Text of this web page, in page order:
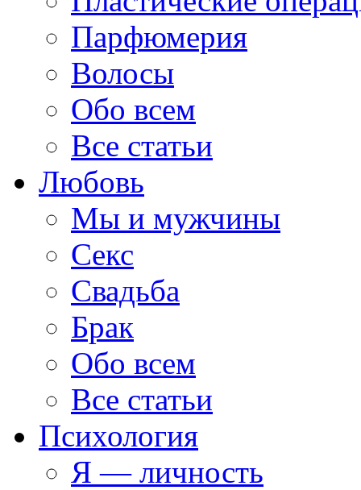
Парфюмерия
Волосы
Обо всем
Все статьи
Любовь
Мы и мужчины
Секс
Свадьба
Брак
Обо всем
Все статьи
Психология
Я — личность